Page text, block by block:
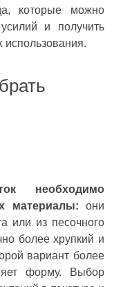
которые можно
и получить
использования.
необходимо
материалы: они
или из песочного
более хрупкий и
вариант более
форму. Выбор